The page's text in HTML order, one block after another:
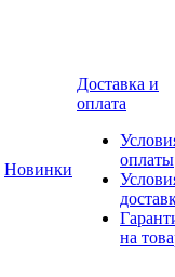
Новинки
Доставка и
оплата
оплаты
на